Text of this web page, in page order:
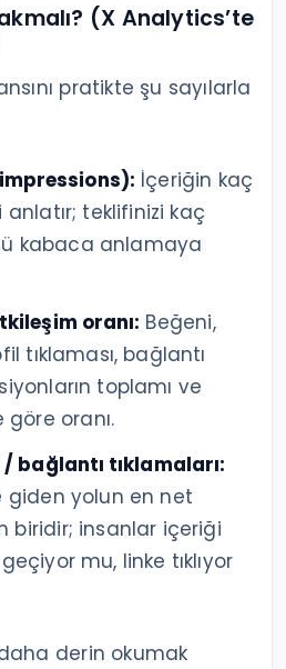
(X Analytics’te
pratikte şu sayılarla
İçeriğin kaç
teklifinizi kaç
kabaca anlamaya
oranı: Beğeni,
tıklaması, bağlantı
toplamı ve
oranı.
bağlantı tıklamaları:
giden yolun en net
biridir; insanlar içeriği
mu, linke tıklıyor
derin okumak